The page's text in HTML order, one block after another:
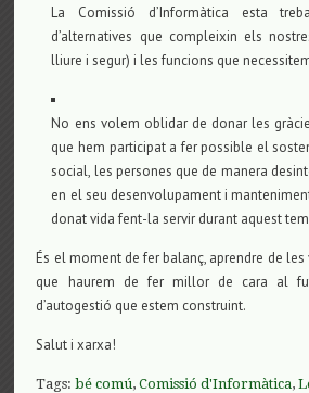
La Comissió d’Informàtica esta
d’alternatives que compleixin els
lliure i segur) i les funcions que
No ens volem oblidar de donar les
que hem participat a fer possible el
social, les persones que de manera
en el seu desenvolupament i
donat vida fent-la servir durant aquest
És el moment de fer balanç, aprendre de
que haurem de fer millor de cara al
d’autogestió que estem construint.
Salut i xarxa!
Tags:bé comú,Comissió d'Informàtica,